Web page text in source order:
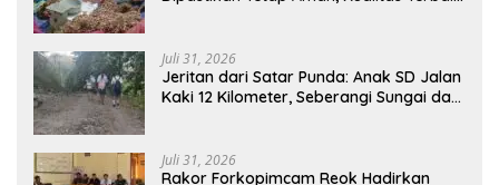
Juli 31, 2026
Jeritan dari Satar Punda: Anak SD Jalan
Kaki 12 Kilometer, Seberangi Sungai dan
Juli 31, 2026
Rakor Forkopimcam Reok Hadirkan